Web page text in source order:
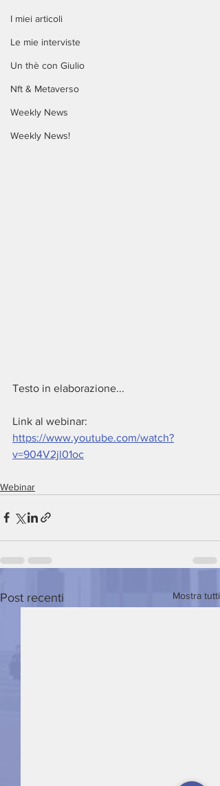
I miei articoli
Le mie interviste
Un thè con Giulio
Nft & Metaverso
Weekly News
Weekly News!
Testo in elaborazione...
Link al webinar:
https://www.youtube.com/watch?
v=904V2jl01oc
Webinar
Post recenti Mostra tutti